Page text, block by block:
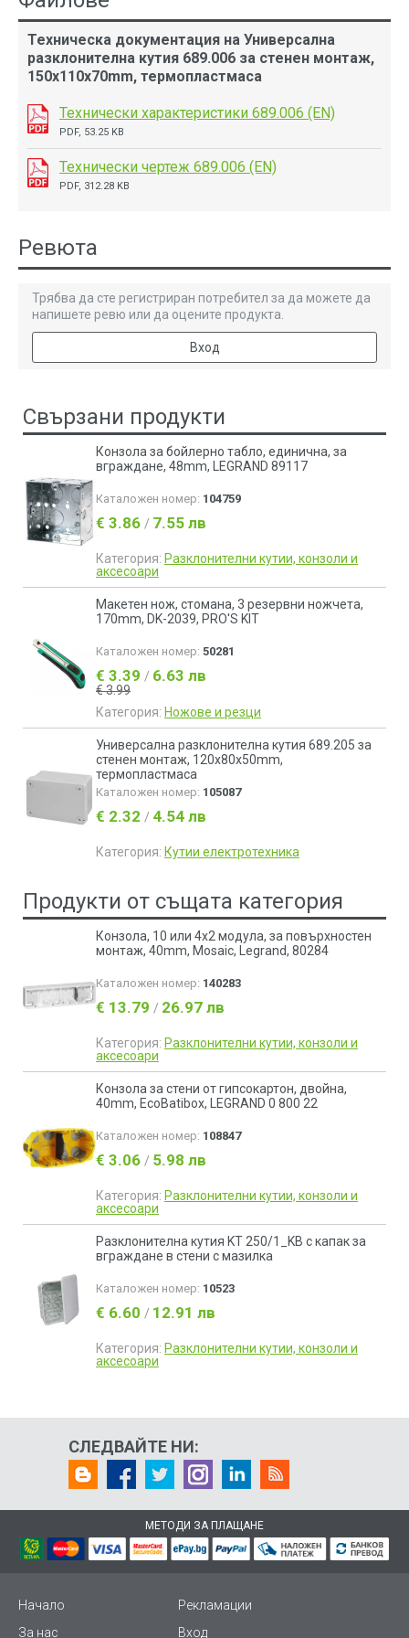
Техническа документация на Универсална
разклонителна кутия 689.006 за стенен монтаж,
150x110x70mm, термопластмаса
Технически характеристики 689.006 (EN)
PDF, 53.25 KB
Технически чертеж 689.006 (EN)
PDF, 312.28 KB
Ревюта
Трябва да сте регистриран потребител за да можете да
напишете ревю или да оцените продукта.
Вход
Свързани продукти
Конзола за бойлерно табло, единична, за
вграждане, 48mm, LEGRAND 89117
Каталожен номер: 104759
€ 3.86 / 7.55 лв
Категория: Разклонителни кутии, конзоли и
аксесоари
Макетен нож, стомана, 3 резервни ножчета,
170mm, DK-2039, PRO'S KIT
Каталожен номер: 50281
€ 3.39 / 6.63 лв
€ 3.99
Категория: Ножове и резци
Универсална разклонителна кутия 689.205 за
стенен монтаж, 120x80x50mm,
термопластмаса
Каталожен номер: 105087
€ 2.32 / 4.54 лв
Категория: Кутии електротехника
Продукти от същата категория
Конзола, 10 или 4x2 модула, за повърхностен
монтаж, 40mm, Mosaic, Legrand, 80284
Каталожен номер: 140283
€ 13.79 / 26.97 лв
Категория: Разклонителни кутии, конзоли и
аксесоари
Конзола за стени от гипсокартон, двойна,
40mm, EcoBatibox, LEGRAND 0 800 22
Каталожен номер: 108847
€ 3.06 / 5.98 лв
Категория: Разклонителни кутии, конзоли и
аксесоари
Разклонителна кутия KT 250/1_KB с капак за
вграждане в стени с мазилка
Каталожен номер: 10523
€ 6.60 / 12.91 лв
Категория: Разклонителни кутии, конзоли и
аксесоари
СЛЕДВАЙТЕ НИ:
МЕТОДИ ЗА ПЛАЩАНЕ
Начало
Рекламации
За нас
Вход